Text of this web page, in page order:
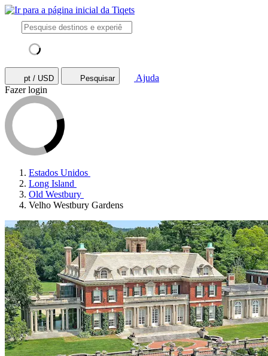
pt / USD Pesquisar
Ajuda
Fazer login
Estados Unidos
Long Island
Old Westbury
Velho Westbury Gardens